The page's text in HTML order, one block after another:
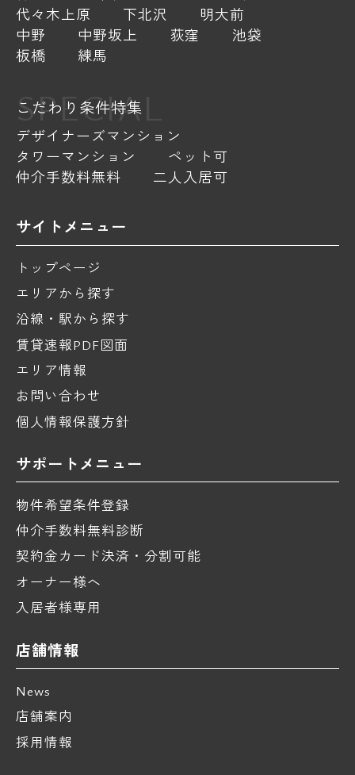
代々木上原
下北沢
明大前
中野
中野坂上 荻窪
池袋
板橋
練馬
SPECIAL
こだわり条件特集
デザイナーズマンション
タワーマンション
ペット可
仲介手数料無料
二人入居可
サイトメニュー
トップページ
エリアから探す
沿線・駅から探す
賃貸速報PDF図面
エリア情報
お問い合わせ
個人情報保護方針
サポートメニュー
物件希望条件登録
仲介手数料無料診断
契約金カード決済・分割可能
オーナー様へ
入居者様専用
店舗情報
News
店舗案内
採用情報